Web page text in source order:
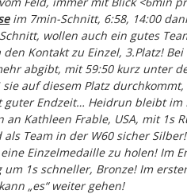
im 7min-Schnitt, 6:58, 14:00
wollen auch ein gutes
Kontakt zu Einzel, 3.Platz!
abgibt, mit 59:50 kurz unter
sie auf diesem Platz
guter Endzeit… Heidrun bleibt im
Kathleen Frable, USA, mit 1s
Team in der W60 sicher
Einzelmedaille zu holen! Im
um 1s schneller, Bronze! Im
„es“ weiter gehen!